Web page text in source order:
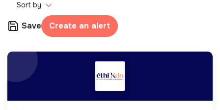
Sort by
Save Create an alert